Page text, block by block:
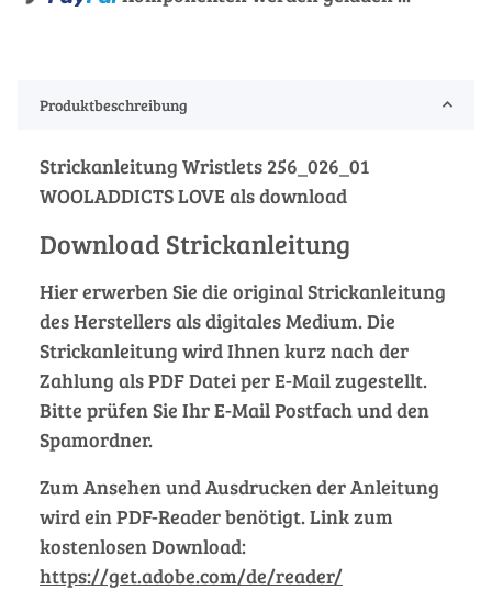
Produktbeschreibung
Strickanleitung Wristlets 256_026_01
WOOLADDICTS LOVE als download
Download Strickanleitung
Hier erwerben Sie die original Strickanleitung
des Herstellers als digitales Medium. Die
Strickanleitung wird Ihnen kurz nach der
Zahlung als PDF Datei per E-Mail zugestellt.
Bitte prüfen Sie Ihr E-Mail Postfach und den
Spamordner.
Zum Ansehen und Ausdrucken der Anleitung
wird ein PDF-Reader benötigt. Link zum
kostenlosen Download:
https://get.adobe.com/de/reader/